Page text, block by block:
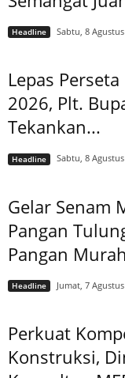
Headline Sabtu, 8
Lepas
2026, Plt.
Tekankan...
Headline Sabtu, 8
Gelar Senam
Pangan
Pangan
Headline Jumat, 7
Perkuat
Konstruksi,